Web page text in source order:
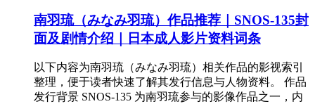
南羽琉（みなみ羽琉）作品推荐｜SNOS-135封
面及剧情介绍｜日本成人影片资料词条
以下内容为南羽琉（みなみ羽琉）相关作品的影视索引
整理，便于读者快速了解其发行信息与人物资料。 作品
发行背景 SNOS-135 为南羽琉参与的影像作品之一，内